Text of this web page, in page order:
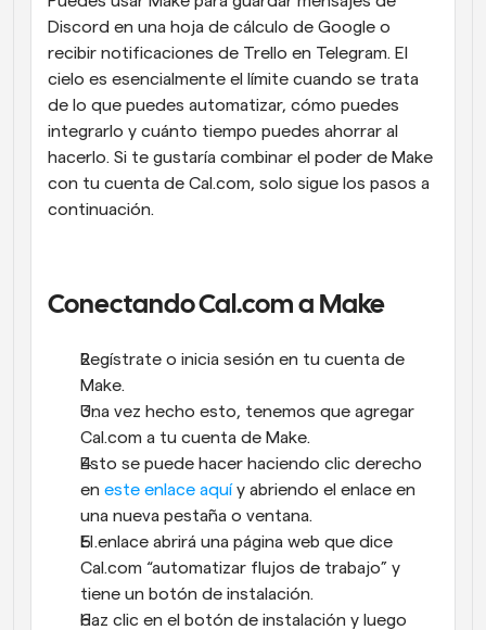
Discord en una hoja de cálculo de Google o
recibir notificaciones de Trello en Telegram. El
cielo es esencialmente el límite cuando se trata
de lo que puedes automatizar, cómo puedes
integrarlo y cuánto tiempo puedes ahorrar al
hacerlo. Si te gustaría combinar el poder de Make
con tu cuenta de Cal.com, solo sigue los pasos a
continuación.
Conectando Cal.com a Make
Regístrate o inicia sesión en tu cuenta de
Make.
Una vez hecho esto, tenemos que agregar
Cal.com a tu cuenta de Make.
Esto se puede hacer haciendo clic derecho
en este enlace aquí y abriendo el enlace en
una nueva pestaña o ventana.
El enlace abrirá una página web que dice
Cal.com “automatizar flujos de trabajo” y
tiene un botón de instalación.
Haz clic en el botón de instalación y luego